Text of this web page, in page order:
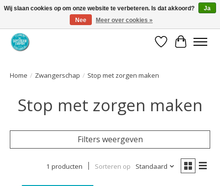
Coaching via download. Effectief en voordelig.
Verlanglijst
Home / Zwangerschap / Stop met zorgen maken
Stop met zorgen maken
Filters weergeven
1 producten Sorteren op Standaard
Wij slaan cookies op om onze website te verbeteren. Is dat akkoord?
Ja
Nee
Meer over cookies »